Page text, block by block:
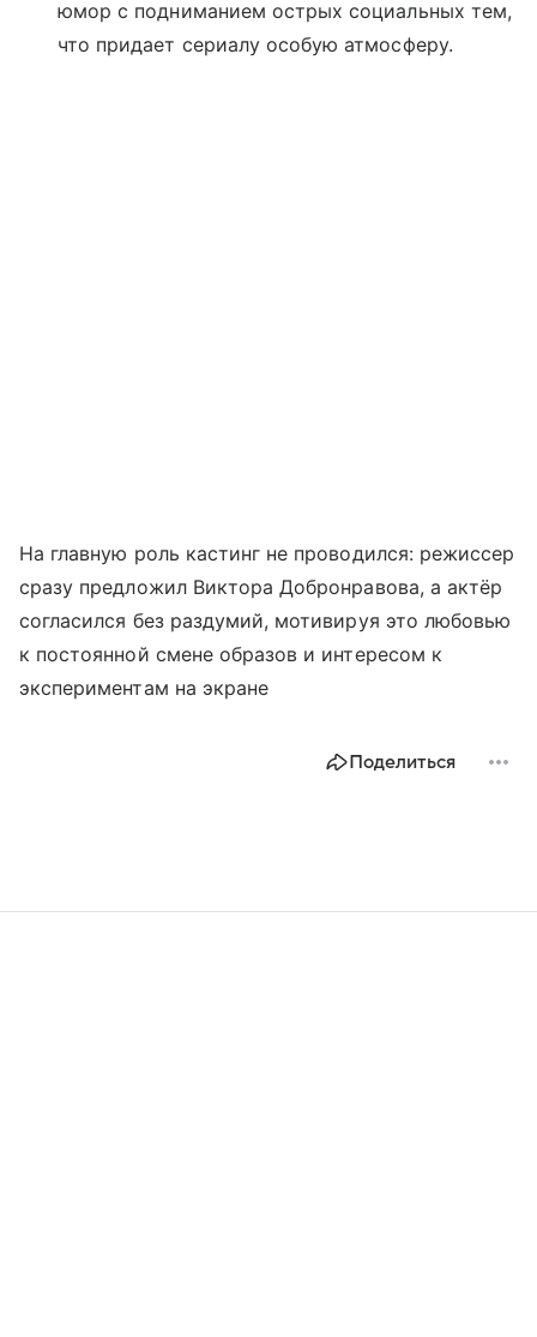
юмор с подниманием острых социальных тем,
что придает сериалу особую атмосферу.
На главную роль кастинг не проводился: режиссер
сразу предложил Виктора Добронравова, а актёр
согласился без раздумий, мотивируя это любовью
к постоянной смене образов и интересом к
экспериментам на экране
Поделиться